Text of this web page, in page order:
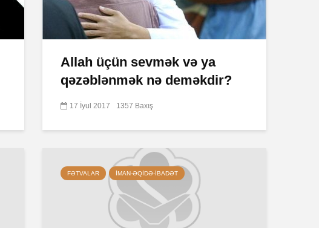
Allah üçün sevmək və ya
qəzəblənmək nə deməkdir?
17 İyul 2017 1357 Baxış
FƏTVALAR İMAN-ƏQIDƏ-IBADƏT